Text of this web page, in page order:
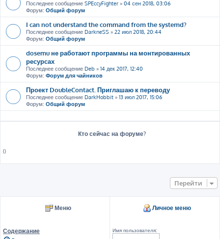
Последнее сообщение SPEccyFighter » 04 сен 2018, 03:06
Форум: Общий форум
I can not understand the command from the systemd?
Последнее сообщение DarkneSS » 22 июл 2018, 20:44
Форум: Общий форум
dosemu не работают программы на монтированных
ресурсах
Последнее сообщение Deb » 14 дек 2017, 12:40
Форум: Форум для чайников
Проект DoubleContact. Приглашаю к переводу
Последнее сообщение DarkHobbit » 13 июл 2017, 15:06
Форум: Общий форум
Кто сейчас на форуме?
()
Перейти
Меню
Содержание
Личное меню
Имя пользователя: